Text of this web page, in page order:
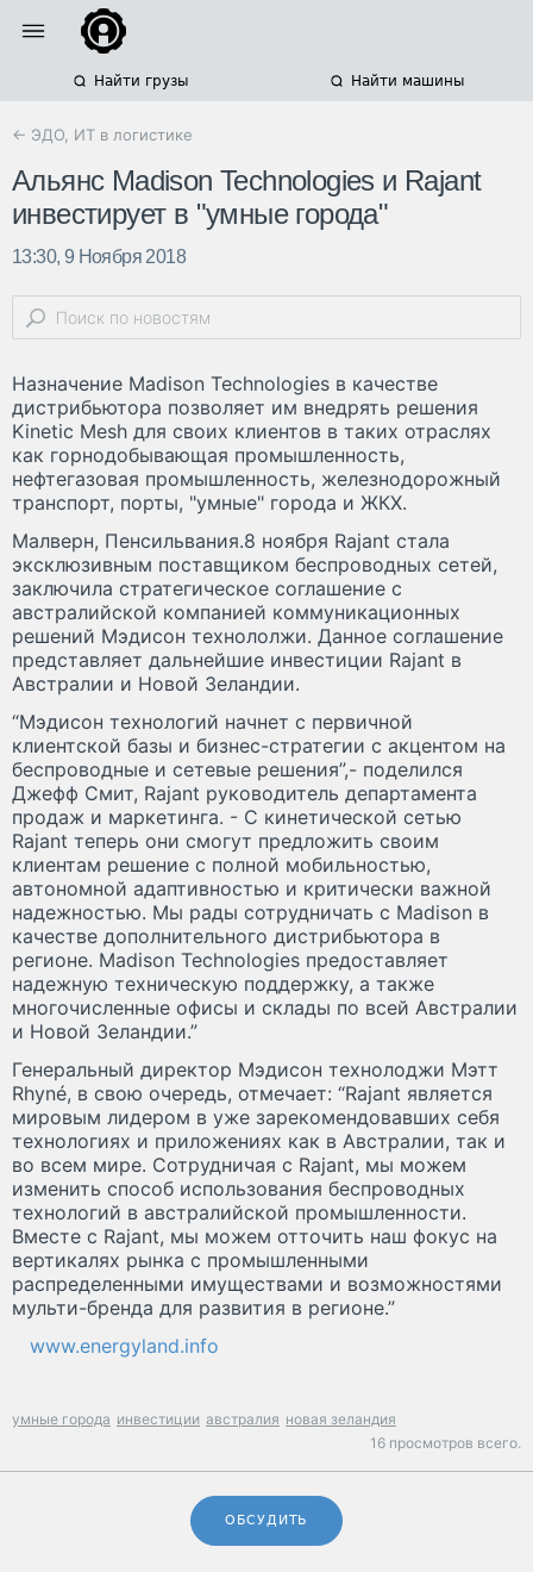
Найти грузы Найти машины
← ЭДО, ИТ в логистике
Альянс Madison Technologies и Rajant
инвестирует в "умные города"
13:30, 9 Ноября 2018
Назначение Madison Technologies в качестве
дистрибьютора позволяет им внедрять решения
Kinetic Mesh для своих клиентов в таких отраслях
как горнодобывающая промышленность,
нефтегазовая промышленность, железнодорожный
транспорт, порты, "умные" города и ЖКХ.
Малверн, Пенсильвания.8 ноября Rajant стала
эксклюзивным поставщиком беспроводных сетей,
заключила стратегическое соглашение с
австралийской компанией коммуникационных
решений Мэдисон технололжи. Данное соглашение
представляет дальнейшие инвестиции Rajant в
Австралии и Новой Зеландии.
“Мэдисон технологий начнет с первичной
клиентской базы и бизнес-стратегии с акцентом на
беспроводные и сетевые решения”,- поделился
Джефф Смит, Rajant руководитель департамента
продаж и маркетинга. - С кинетической сетью
Rajant теперь они смогут предложить своим
клиентам решение с полной мобильностью,
автономной адаптивностью и критически важной
надежностью. Мы рады сотрудничать с Madison в
качестве дополнительного дистрибьютора в
регионе. Madison Technologies предоставляет
надежную техническую поддержку, а также
многочисленные офисы и склады по всей Австралии
и Новой Зеландии.”
Генеральный директор Мэдисон технолоджи Мэтт
Rhyné, в свою очередь, отмечает: “Rajant является
мировым лидером в уже зарекомендовавших себя
технологиях и приложениях как в Австралии, так и
во всем мире. Сотрудничая с Rajant, мы можем
изменить способ использования беспроводных
технологий в австралийской промышленности.
Вместе с Rajant, мы можем отточить наш фокус на
вертикалях рынка с промышленными
распределенными имуществами и возможностями
мульти-бренда для развития в регионе.”
www.energyland.info
умные города инвестиции австралия новая зеландия
16 просмотров всего.
ОБСУДИТЬ